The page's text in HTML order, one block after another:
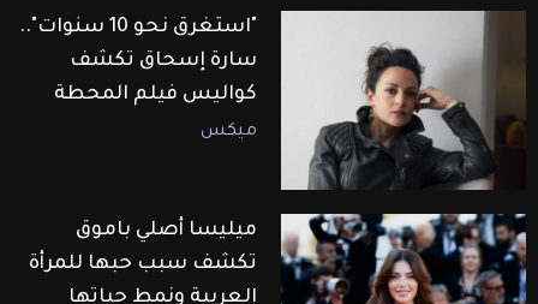
"استغرق نحو 10 سنوات"..
سارة إسحاق تكشف
كواليس فيلم المحطة
ميكس
ميليسا أصلي باموق
تكشف سبب حبها للمرأة
العربية ونمط حياتها